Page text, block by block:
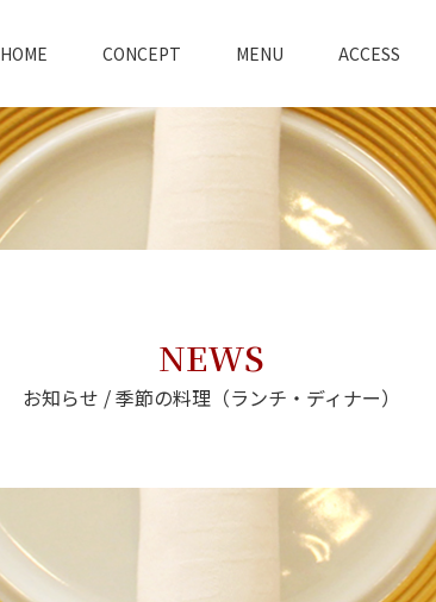
HOME CONCEPT MENU ACCESS
NEWS
お知らせ / 季節の料理（ランチ・ディナー）